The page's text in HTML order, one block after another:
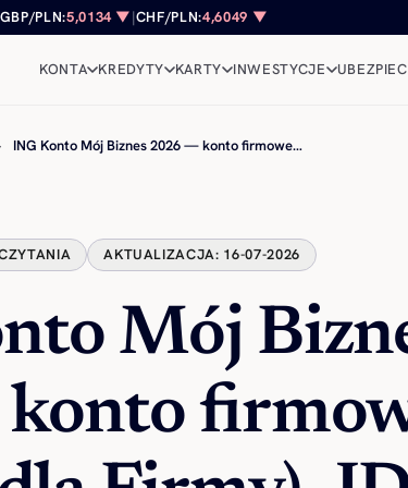
GBP/PLN:5,0134 ▼|CHF/PLN:4,6049 ▼
KONTA KREDYTY KARTY INWESTYCJE
ING Konto Mój Biznes 2026 — konto firmowe…
AKTUALIZACJA: 16-07-2026
Mój